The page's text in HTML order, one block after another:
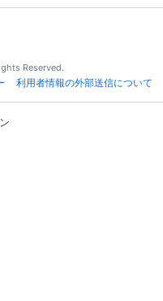
Reserved.
利用者情報の外部送信について